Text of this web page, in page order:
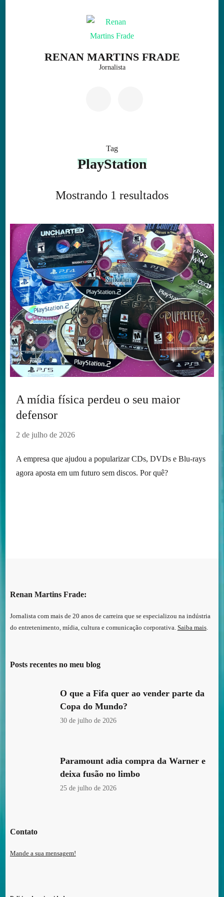
RENAN MARTINS FRADE
Jornalista
Tag
PlayStation
Mostrando 1 resultados
A mídia física perdeu o seu maior
defensor
2 de julho de 2026
A empresa que ajudou a popularizar CDs, DVDs e Blu-rays
agora aposta em um futuro sem discos. Por quê?
Renan Martins Frade:
Jornalista com mais de 20 anos de carreira que se especializou na indústria
do entretenimento, mídia, cultura e comunicação corporativa. Saiba mais.
Posts recentes no meu blog
O que a Fifa quer ao vender parte da
Copa do Mundo?
30 de julho de 2026
Paramount adia compra da Warner e
deixa fusão no limbo
25 de julho de 2026
Contato
Mande a sua mensagem!